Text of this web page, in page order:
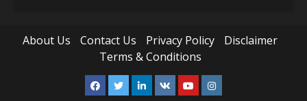
About Us Contact Us Privacy Policy
Disclaimer
Terms & Conditions
Facebook
TwitterLinkedin
VK YoutubeInstagram